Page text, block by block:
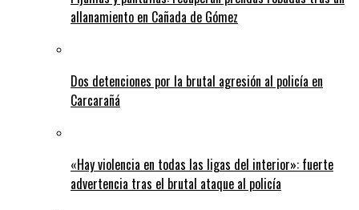
allanamiento en Cañada de Gómez
Dos detenciones por la brutal agresión al policía en
Carcarañá
«Hay violencia en todas las ligas del interior»: fuerte
advertencia tras el brutal ataque al policía